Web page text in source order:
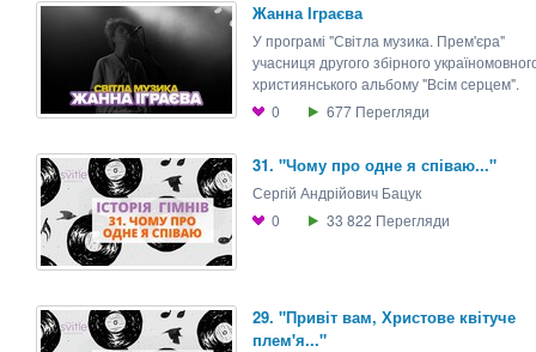
Жанна Іграєва
У програмі "Світла музика. Прем'єра"
учасниця другого збірного
християнського альбому "Всім серцем".
0
677 Перегляди
31. "Чому про одне я співаю..."
Сергій Андрійович Бацук
0
33 822 Перегляди
29. "Привіт вам, Христове квітуче
плем'я..."